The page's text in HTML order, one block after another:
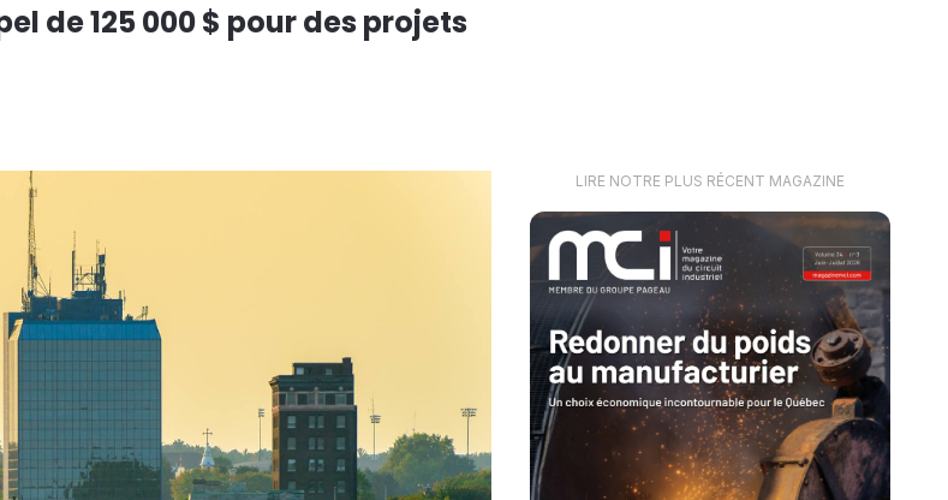
de 125 000 $ pour des projets
LIRE NOTRE PLUS RÉCENT MAGAZINE